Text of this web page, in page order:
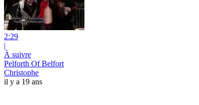
2:29
|
À suivre
Pelforth Of Belfort
Christophe
il y a 19 ans